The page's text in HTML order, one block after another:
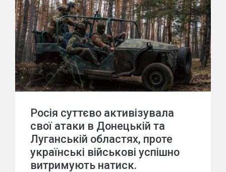
Росія суттєво активізувала
свої атаки в Донецькій та
Луганській областях, проте
українські військові успішно
витримують натиск.